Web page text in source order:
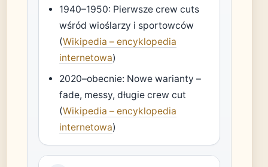
1940–1950: Pierwsze crew cuts
wśród wioślarzy i sportowców
(Wikipedia – encyklopedia
internetowa)
2020–obecnie: Nowe warianty –
fade, messy, długie crew cut
(Wikipedia – encyklopedia
internetowa)